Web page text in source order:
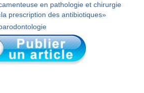
en pathologie et chirurgie
prescription des antibiotiques»